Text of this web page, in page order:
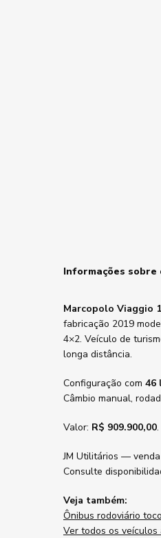
Informações sobre
Marcopolo Viaggio
fabricação 2019
4×2. Veículo de
longa distância.
Configuração com 46
Câmbio manual,
Valor: R$ 909.900,00.
JM Utilitários —
Consulte
Veja também:
Ônibus rodoviário
Ver todos os veículos